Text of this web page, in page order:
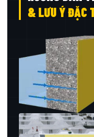
& LƯU Ý ĐẶC